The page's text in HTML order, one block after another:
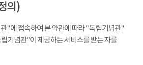
의)
"에 접속하여 본 약관에 따라 "독립기념관"
기념관"이 제공하는 서비스를 받는 자를